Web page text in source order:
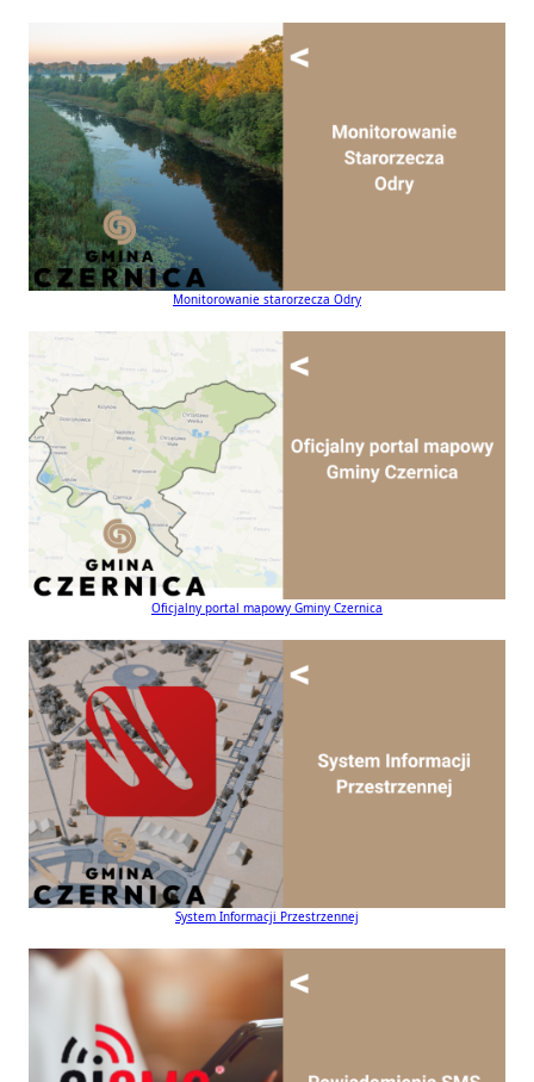
Monitorowanie starorzecza Odry
Oficjalny portal mapowy Gminy Czernica
System Informacji Przestrzennej